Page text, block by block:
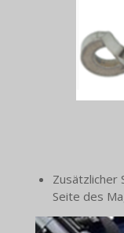
Zusätzlicher
Seite des